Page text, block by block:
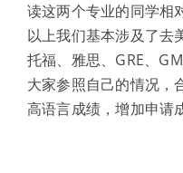
读这两个专业的同学相
以上我们基本涉及了去
托福、雅思、GRE、
大家参照自己的情况，
高语言成绩，增加申请